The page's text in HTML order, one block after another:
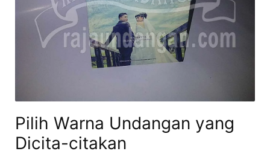
Pilih Warna Undangan yang
Dicita-citakan